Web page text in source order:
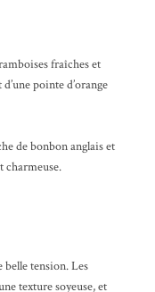
fraîches et
pointe d’orange
de bonbon anglais et
charmeuse.
belle tension. Les
texture soyeuse, et